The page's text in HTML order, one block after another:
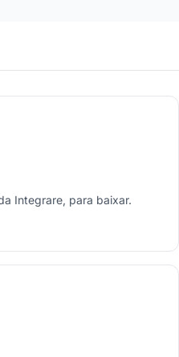
Integrare, para baixar.